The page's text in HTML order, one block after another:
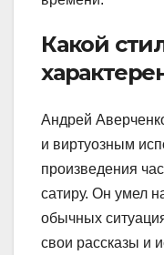
Какой
Андрей
и виртуозным
произведения
сатиру. Он умел
обычных
свои рассказы и